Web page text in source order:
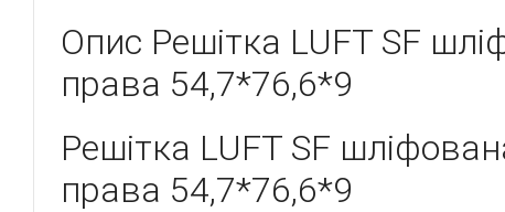
Опис Решітка LUFT SF
права 54,7*76,6*9
Решітка LUFT SF
права 54,7*76,6*9